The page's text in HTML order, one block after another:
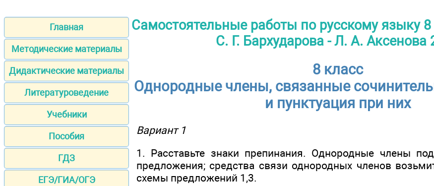
Главная
Методические материалы
Дидактические материалы
Литературоведение
Учебники
Пособия
ГДЗ
ЕГЭ/ГИА/ОГЭ
Самостоятельные работы по русскому языку 8
С. Г. Бархударова - Л. А. Аксенова
8 класс
Однородные члены, связанные
и пунктуация при них
Вариант 1
1. Расставьте знаки препинания. Однородные члены
предложения; средства связи однородных членов
схемы предложений 1,3.